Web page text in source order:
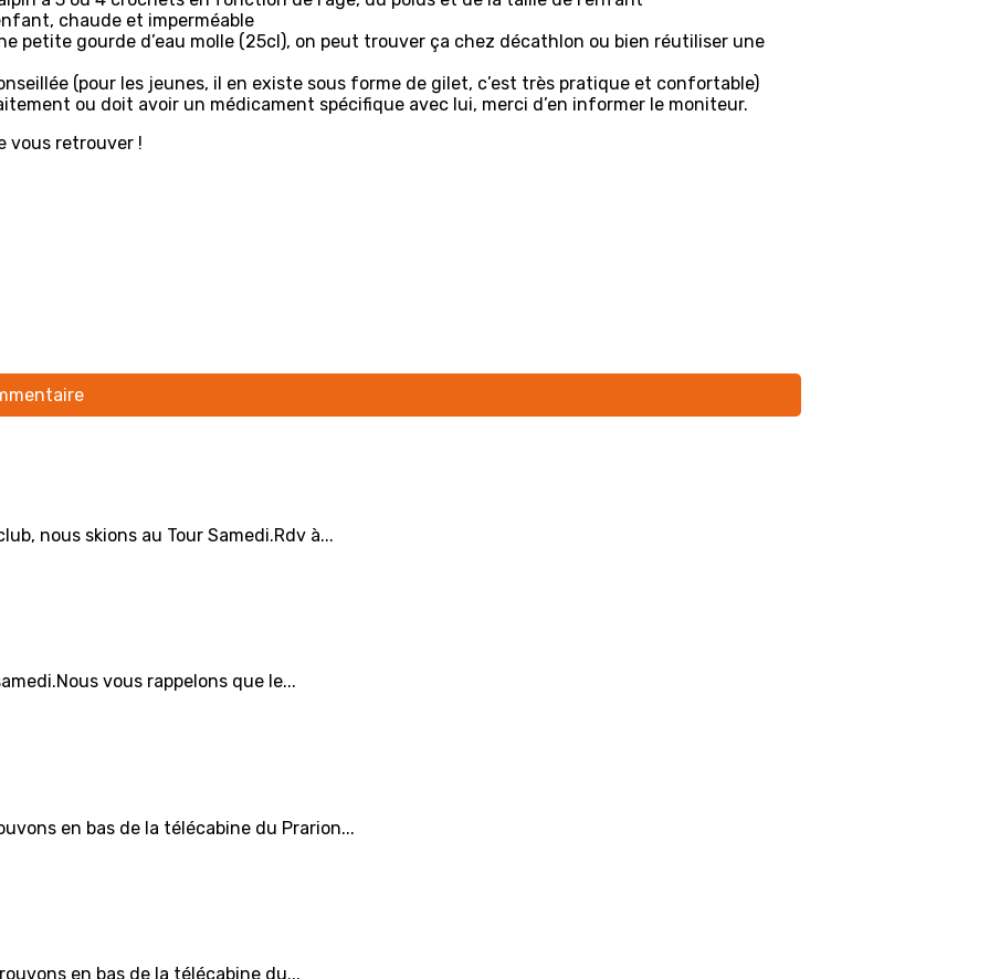
chaude et imperméable
petite gourde d’eau molle (25cl), on peut trouver ça chez décathlon ou bien réutiliser une
(pour les jeunes, il en existe sous forme de gilet, c’est très pratique et confortable)
ou doit avoir un médicament spécifique avec lui, merci d’en informer le moniteur.
vous retrouver !
nous skions au Tour Samedi.Rdv à...
vous rappelons que le...
en bas de la télécabine du Prarion...
en bas de la télécabine du...